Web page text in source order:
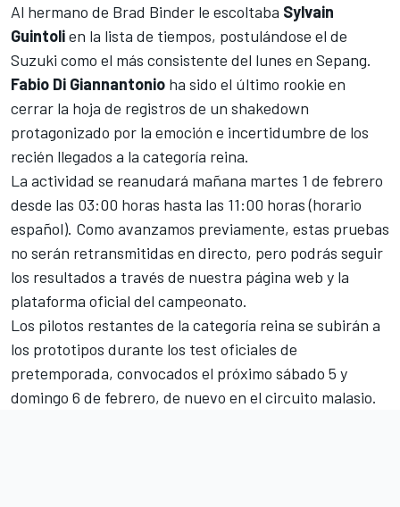
Al hermano de Brad Binder le escoltaba Sylvain
Guintolien la lista de tiempos, postulándose el de
Suzuki como el más consistente del lunes en Sepang.
Fabio Di Giannantonio ha sido el último rookie en
cerrar la hoja de registros de un shakedown
protagonizado por la emoción e incertidumbre de los
recién llegados a la categoría reina.
La actividad se reanudará mañana martes 1 de febrero
desde las 03:00 horas hasta las 11:00 horas (horario
español). Como avanzamos previamente, estas pruebas
no serán retransmitidas en directo, pero podrás seguir
los resultados a través de nuestra página web y la
plataforma oficial del campeonato.
Los pilotos restantes de la categoría reina se subirán a
los prototipos durante los test oficiales de
pretemporada, convocados el próximo sábado 5 y
domingo 6 de febrero, de nuevo en el circuito malasio.